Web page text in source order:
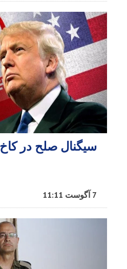
سیگنال صلح در
7 آگوست 11:11